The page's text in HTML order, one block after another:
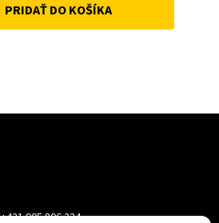
was: is:
PRIDAŤ DO KOŠÍKA
+421 905 806 234